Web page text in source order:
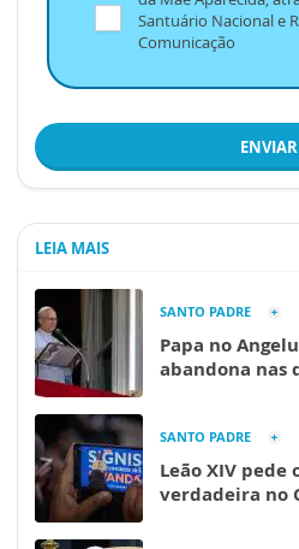
Santuário Nacional e
Comunicação
ENVIAR
LEIA MAIS
SANTO PADRE
Papa no
abandona nas
SANTO PADRE
Leão XIV pede
verdadeira no